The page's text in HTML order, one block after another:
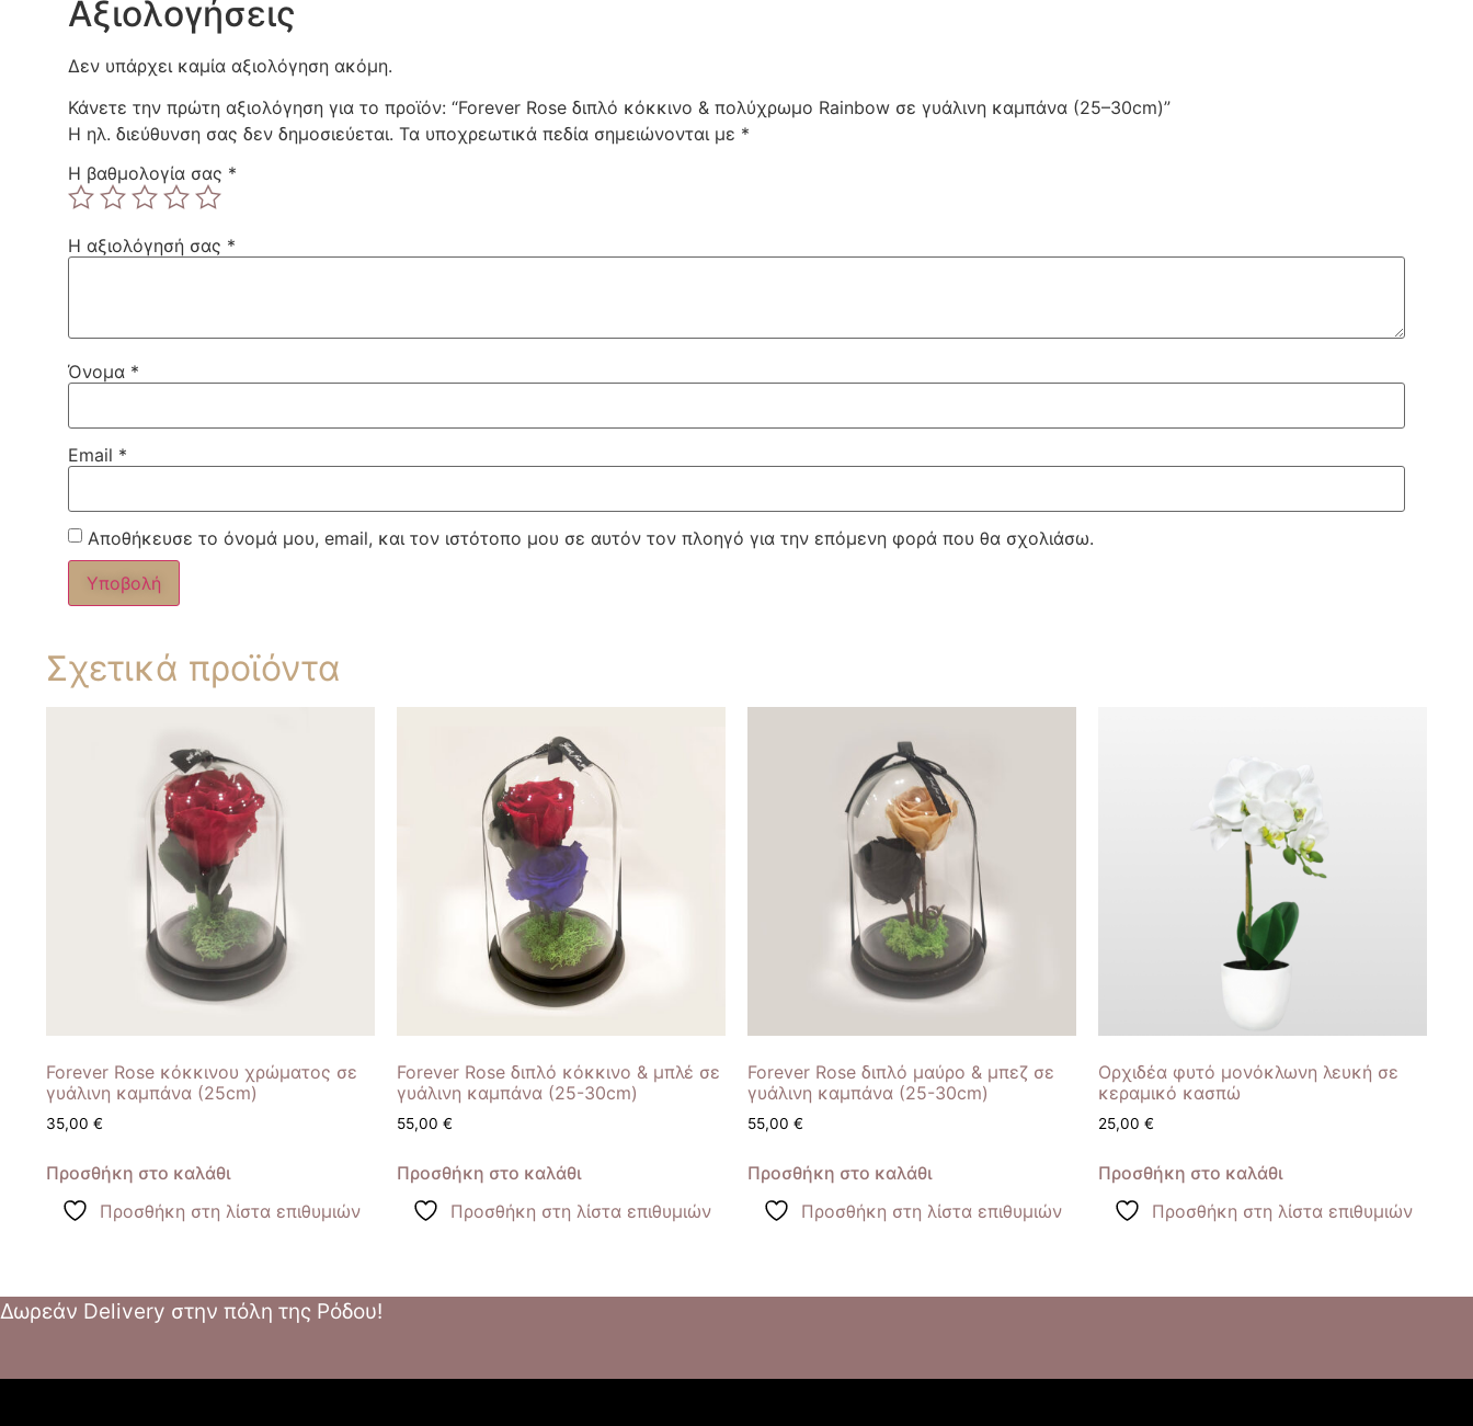
Αξιολογήσεις
Δεν υπάρχει καμία αξιολόγηση ακόμη.
Κάνετε την πρώτη αξιολόγηση για το προϊόν: “Forever Rose διπλό κόκκινο & πολύχρωμο Rainbow σε γυάλινη καμπάνα (25–30cm)”
Η ηλ. διεύθυνση σας δεν δημοσιεύεται. Τα υποχρεωτικά πεδία σημειώνονται με *
Η βαθμολογία σας *
Η αξιολόγησή σας *
Όνομα *
Email *
Αποθήκευσε το όνομά μου, email, και τον ιστότοπο μου σε αυτόν τον πλοηγό για την επόμενη φορά που θα σχολιάσω.
Σχετικά προϊόντα
Forever Rose κόκκινου χρώματος σε
γυάλινη καμπάνα (25cm)
35,00 €
Προσθήκη στο καλάθι
Προσθήκη στη λίστα επιθυμιών
Forever Rose διπλό κόκκινο & μπλέ σε
γυάλινη καμπάνα (25-30cm)
55,00 €
Προσθήκη στο καλάθι
Προσθήκη στη λίστα επιθυμιών
Forever Rose διπλό μαύρο & μπεζ σε
γυάλινη καμπάνα (25-30cm)
55,00 €
Προσθήκη στο καλάθι
Προσθήκη στη λίστα επιθυμιών
Ορχιδέα φυτό μονόκλωνη λευκή σε
κεραμικό κασπώ
25,00 €
Προσθήκη στο καλάθι
Προσθήκη στη λίστα επιθυμιών
Δωρεάν Delivery στην πόλη της Ρόδου!